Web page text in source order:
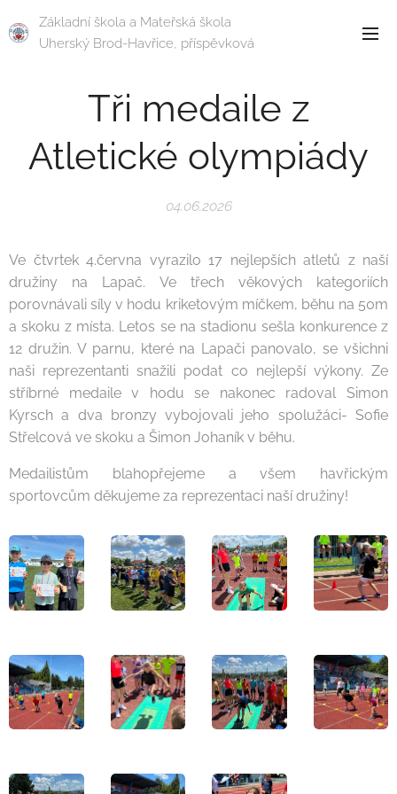
Základní škola a Mateřská škola
Uherský Brod-Havřice, příspěvková
Tři medaile z
Atletické olympiády
04.06.2026
Ve čtvrtek 4.června vyrazilo 17 nejlepších atletů z naší
družiny na Lapač. Ve třech věkových kategoriích
porovnávali síly v hodu kriketovým míčkem, běhu na 50m
a skoku z místa. Letos se na stadionu sešla konkurence z
12 družin. V parnu, které na Lapači panovalo, se všichni
naši reprezentanti snažili podat co nejlepší výkony. Ze
stříbrné medaile v hodu se nakonec radoval Simon
Kyrsch a dva bronzy vybojovali jeho spolužáci- Sofie
Střelcová ve skoku a Šimon Johaník v běhu.
Medailistům blahopřejeme a všem havřickým
sportovcům děkujeme za reprezentaci naší družiny!